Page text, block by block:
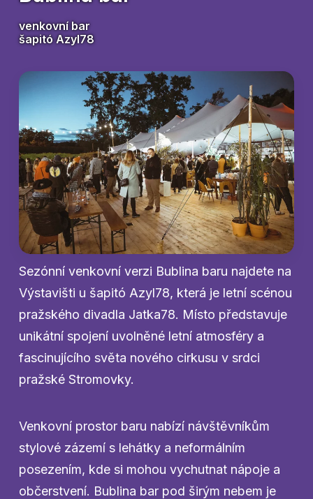
Sezónní venkovní verzi Bublina baru najdete na
Výstavišti u šapitó Azyl78, která je letní scénou
pražského divadla Jatka78. Místo představuje
unikátní spojení uvolněné letní atmosféry a
fascinujícího světa nového cirkusu v srdci
pražské Stromovky.
Venkovní prostor baru nabízí návštěvníkům
stylové zázemí s lehátky a neformálním
posezením, kde si mohou vychutnat nápoje a
občerstvení. Bublina bar pod širým nebem je
venkovní bar
šapitó Azyl78